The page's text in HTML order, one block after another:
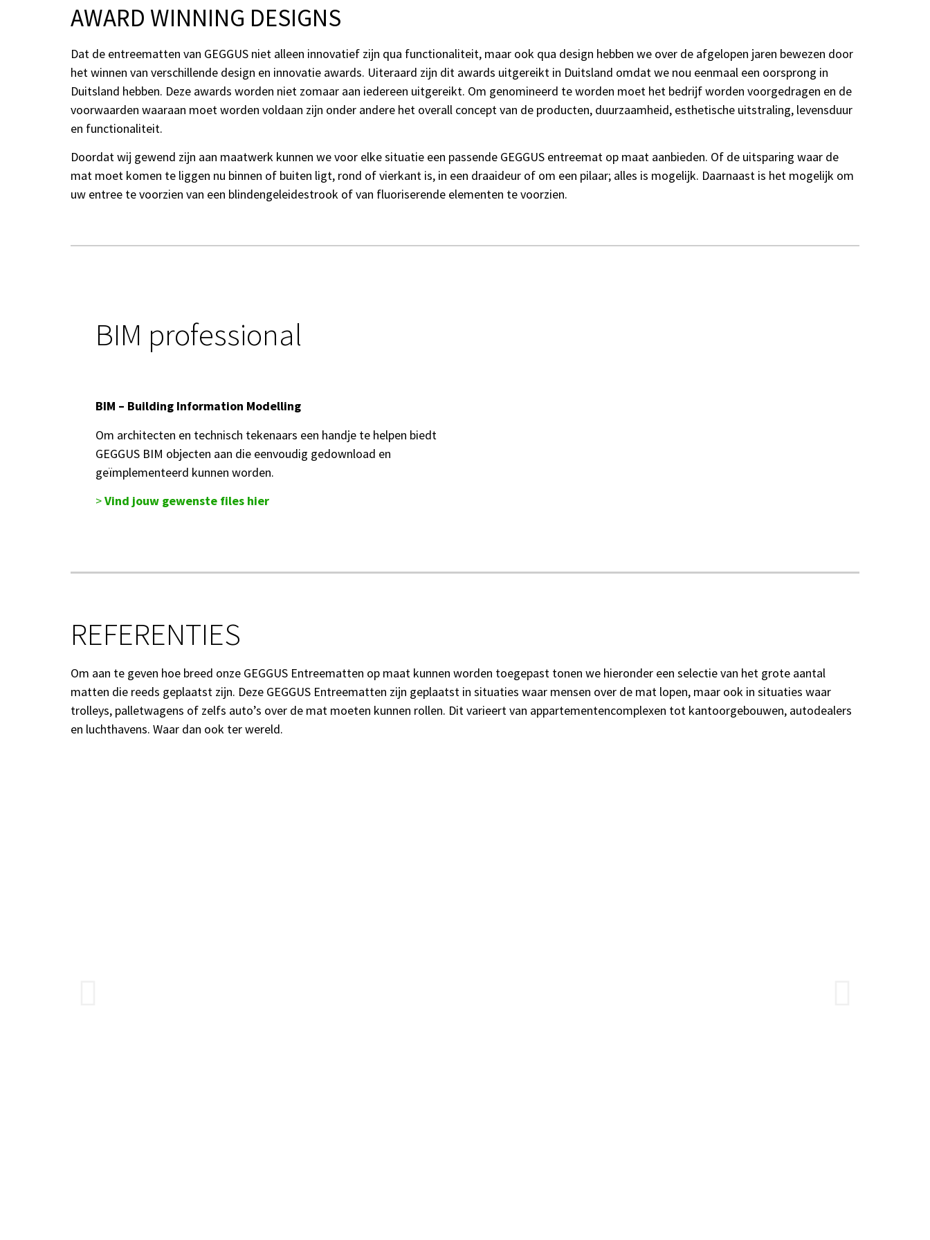
AWARD WINNING DESIGNS
Dat de entreematten van GEGGUS niet alleen innovatief zijn qua functionaliteit, maar ook qua design hebben we over de afgelopen jaren bewezen door
het winnen van verschillende design en innovatie awards. Uiteraard zijn dit awards uitgereikt in Duitsland omdat we nou eenmaal een oorsprong in
Duitsland hebben. Deze awards worden niet zomaar aan iedereen uitgereikt. Om genomineerd te worden moet het bedrijf worden voorgedragen en de
voorwaarden waaraan moet worden voldaan zijn onder andere het overall concept van de producten, duurzaamheid, esthetische uitstraling, levensduur
en functionaliteit.
Doordat wij gewend zijn aan maatwerk kunnen we voor elke situatie een passende GEGGUS entreemat op maat aanbieden. Of de uitsparing waar de
mat moet komen te liggen nu binnen of buiten ligt, rond of vierkant is, in een draaideur of om een pilaar; alles is mogelijk. Daarnaast is het mogelijk om
uw entree te voorzien van een blindengeleidestrook of van fluoriserende elementen te voorzien.
BIM professional
BIM – Building Information Modelling
Om architecten en technisch tekenaars een handje te helpen biedt
GEGGUS BIM objecten aan die eenvoudig gedownload en
geïmplementeerd kunnen worden.
>Vind jouw gewenste files hier
REFERENTIES
Om aan te geven hoe breed onze GEGGUS Entreematten op maat kunnen worden toegepast tonen we hieronder een selectie van het grote aantal
matten die reeds geplaatst zijn. Deze GEGGUS Entreematten zijn geplaatst in situaties waar mensen over de mat lopen, maar ook in situaties waar
trolleys, palletwagens of zelfs auto’s over de mat moeten kunnen rollen. Dit varieert van appartementencomplexen tot kantoorgebouwen, autodealers
en luchthavens. Waar dan ook ter wereld.